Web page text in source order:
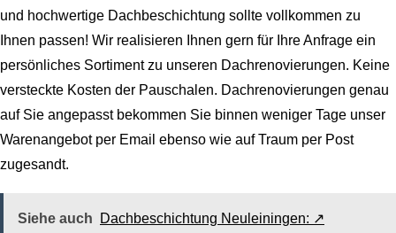
und hochwertige Dachbeschichtung sollte vollkommen zu
Ihnen passen! Wir realisieren Ihnen gern für Ihre Anfrage ein
persönliches Sortiment zu unseren Dachrenovierungen. Keine
versteckte Kosten der Pauschalen. Dachrenovierungen genau
auf Sie angepasst bekommen Sie binnen weniger Tage unser
Warenangebot per Email ebenso wie auf Traum per Post
zugesandt.
Siehe auch
Dachbeschichtung Neuleiningen: ↗️